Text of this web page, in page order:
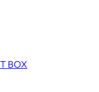
BOX